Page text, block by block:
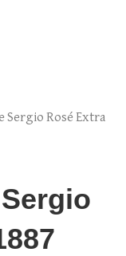
Sergio Rosé Extra